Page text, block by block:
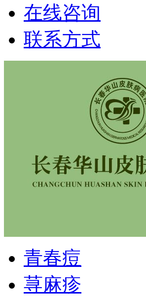
在线咨询
联系方式
青春痘
荨麻疹